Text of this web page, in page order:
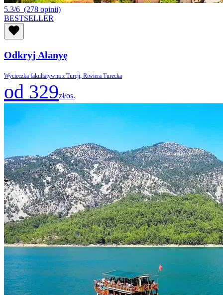
5.3/6 (278 opinii)
BESTSELLER
Odkryj Alanyę
Wycieczka fakultatywna z Turcji, Riwiera Turecka
od 329zł/os.